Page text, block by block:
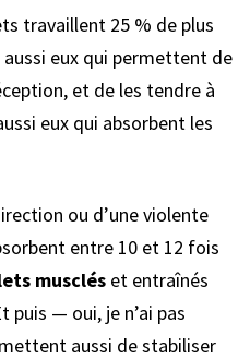
travaillent 25 % de plus
eux qui permettent de
et de les tendre à
eux qui absorbent les
ou d’une violente
entre 10 et 12 fois
musclés et entraînés
— oui, je n’ai pas
aussi de stabiliser